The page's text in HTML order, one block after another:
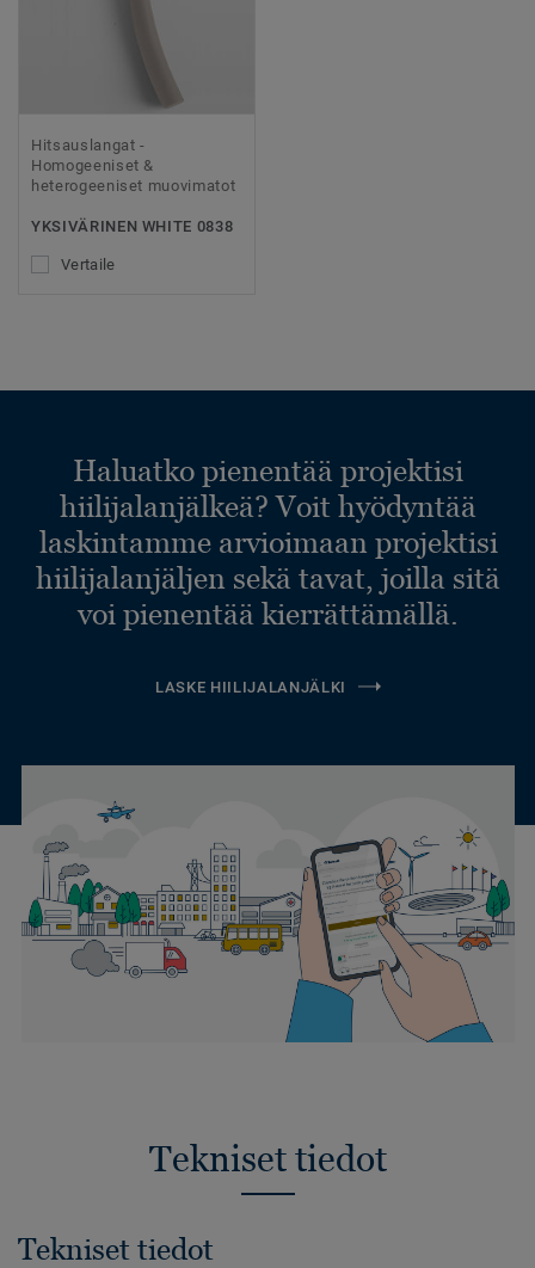
Hitsauslangat -
Homogeeniset &
heterogeeniset muovimatot
YKSIVÄRINEN WHITE 0838
Vertaile
Haluatko pienentää projektisi
hiilijalanjälkeä? Voit hyödyntää
laskintamme arvioimaan projektisi
hiilijalanjäljen sekä tavat, joilla sitä
voi pienentää kierrättämällä.
LASKE HIILIJALANJÄLKI
Tekniset tiedot
Tekniset tiedot